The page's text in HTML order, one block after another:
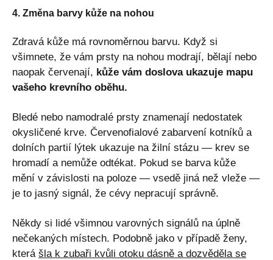
4. Změna barvy kůže na nohou
Zdravá kůže má rovnoměrnou barvu. Když si
všimnete, že vám prsty na nohou modrají, bělají nebo
naopak červenají, kůže vám doslova ukazuje mapu
vašeho krevního oběhu.
Bledé nebo namodralé prsty znamenají nedostatek
okysličené krve. Červenofialové zabarvení kotníků a
dolních partií lýtek ukazuje na žilní stázu — krev se
hromadí a nemůže odtékat. Pokud se barva kůže
mění v závislosti na poloze — vsedě jiná než vleže —
je to jasný signál, že cévy nepracují správně.
Někdy si lidé všimnou varovných signálů na úplně
nečekaných místech. Podobně jako v případě ženy,
která šla k zubaři kvůli otoku dásně a dozvěděla se